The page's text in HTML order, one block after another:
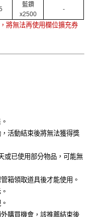
藍鑽
x2500
-
將無法再使用欄位擴充券
活動結束後將無法獲得獎
或已使用部分物品，可能無
箱領取道具後才能使用。
購買機會，該推薦結束後